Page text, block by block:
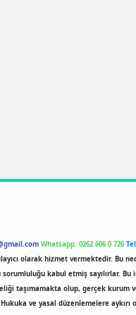
Whatsapp: 0262 606 0 726
olarak hizmet vermektedir.
kabul etmiş sayılırlar.
taşımamakta olup, gerçek
ve yasal düzenlemelere aykırı